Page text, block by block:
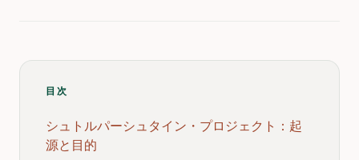
目次
シュトルパーシュタイン・プロジェクト：起
源と目的